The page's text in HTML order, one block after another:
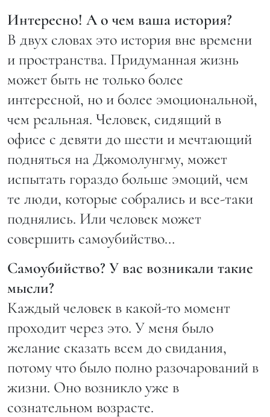
Интересно! А о чем ваша история?
В двух словах это история вне времени
и пространства. Придуманная жизнь
может быть не только более
интересной, но и более эмоциональной,
чем реальная. Человек, сидящий в
офисе с девяти до шести и мечтающий
подняться на Джомолунгму, может
испытать гораздо больше эмоций, чем
те люди, которые собрались и все-таки
поднялись. Или человек может
совершить самоубийство…
Самоубийство? У вас возникали такие
мысли?
Каждый человек в какой-то момент
проходит через это. У меня было
желание сказать всем до свидания,
потому что было полно разочарований в
жизни. Оно возникло уже в
сознательном возрасте.